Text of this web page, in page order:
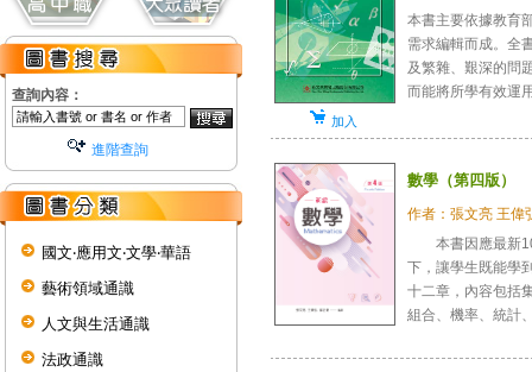
查詢內容：
進階查詢
國文‧應用文‧文學‧華語
藝術領域通識
人文與生活通識
法政通識
本書主要依據教育
需求編輯而成。全
及繁雜、艱深的問
而能將所學有效運
加入
數學（第四版）
作者：張文亮 王偉
本書因應最新
下，讓學生既能學
十二章，內容包括
組合、機率、統計